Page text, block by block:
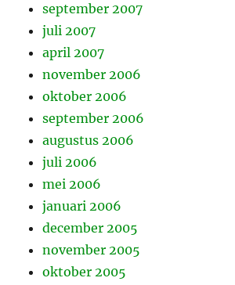
september 2007
juli 2007
april 2007
november 2006
oktober 2006
september 2006
augustus 2006
juli 2006
mei 2006
januari 2006
december 2005
november 2005
oktober 2005